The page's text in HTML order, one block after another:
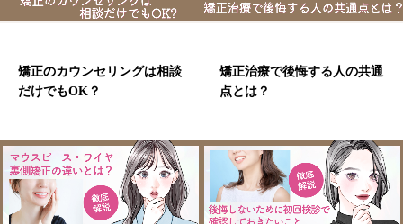
矯正のカウンセリングは相談
だけでもOK？
矯正治療で後悔する人の共通
点とは？
料金表
お知らせ